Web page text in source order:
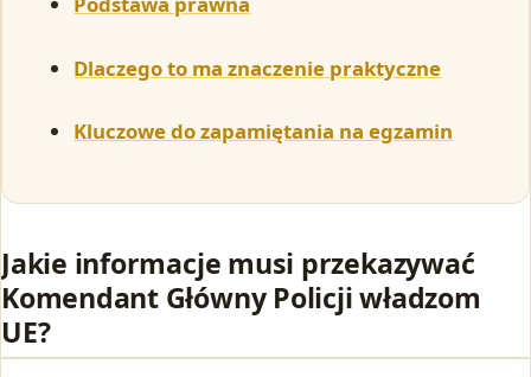
Dlaczego to ma znaczenie praktyczne
Kluczowe do zapamiętania na egzamin
Jakie informacje musi przekazywać
Komendant Główny Policji władzom
UE?